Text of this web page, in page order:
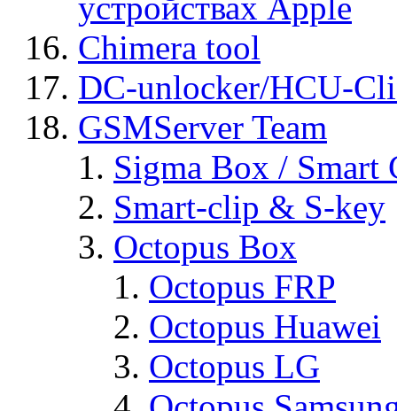
Chimera tool
DC-unlocker/HCU-
GSMServer Team
Sigma Box / Smart
Smart-clip & S-key
Octopus Box
Octopus FRP
Octopus Huawei
Octopus LG